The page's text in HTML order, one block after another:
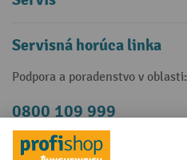
Servisná horúca linka
Podpora a poradenstvo v oblasti:
0800 109 999
Po-Čt, 07:30 - 16:30
Pi, 07:30 - 16:00